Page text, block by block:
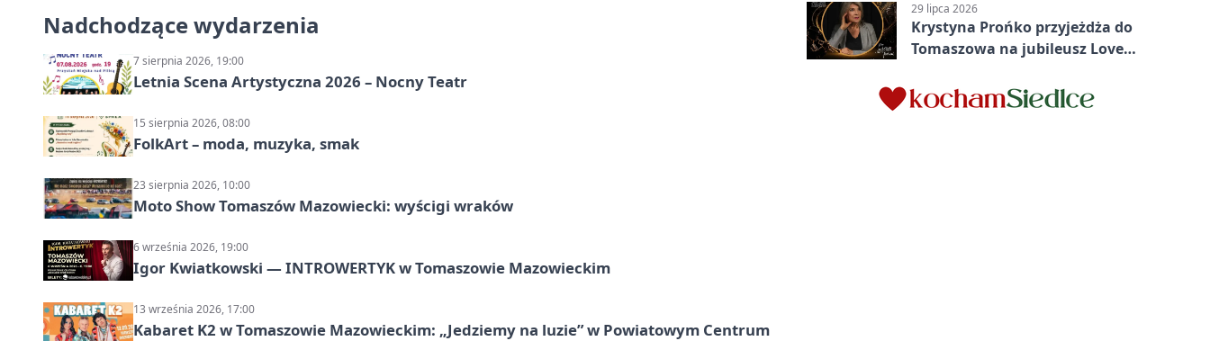
Nadchodzące wydarzenia
7 sierpnia 2026, 19:00
Letnia Scena Artystyczna 2026 – Nocny Teatr
15 sierpnia 2026, 08:00
FolkArt – moda, muzyka, smak
23 sierpnia 2026, 10:00
Moto Show Tomaszów Mazowiecki: wyścigi wraków
6 września 2026, 19:00
Igor Kwiatkowski — INTROWERTYK w Tomaszowie Mazowieckim
13 września 2026, 17:00
Kabaret K2 w Tomaszowie Mazowieckim: „Jedziemy na luzie” w Powiatowym Centrum
29 lipca 2026
Krystyna Prońko przyjeżdża do
Tomaszowa na jubileusz Love